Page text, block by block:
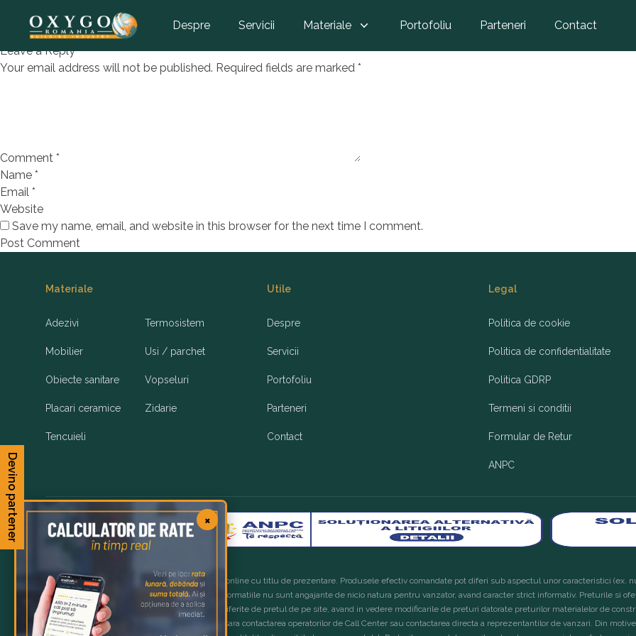
Despre Servicii Materiale Portofoliu Parteneri Contact
Leave a Reply
Your email address will not be published. Required fields are marked *
Comment *
Name *
Email *
Website
Save my name, email, and website in this browser for the next time I comment.
Materiale
Adezivi
Mobilier
Obiecte sanitare
Placari ceramice
Tencuieli
Termosistem
Usi / parchet
Vopseluri
Zidarie
Utile
Despre
Servicii
Portofoliu
Parteneri
Contact
Legal
Politica de cookie
Politica de confidentialitate
Politica GDRP
Termeni si conditii
Formular de Retur
ANPC
Copyright 2026 © OxyGo Romania
Imaginile produselor sunt afisate in magazinul online cu titlu de prezentare. Produsele efectiv comandate pot diferi sub aspectul unor caracteristici (ex.
care au fost fabricate. Produsele, preturile si informatiile nu sunt angajante de nicio natura pentru vanzator, avand caracter strict informativ. Preturile si
disponibil, iar preturile finale de vanzare pot fi diferite de pretul de pe site, avand in vedere modificarile de preturi datorate preturilor materialelor de
disponibil si pretul exact de vanzare este necesara contactarea operatorilor de Call Center sau contactarea directa a reprezentantilor de vanzari. Din
Devino partener ×